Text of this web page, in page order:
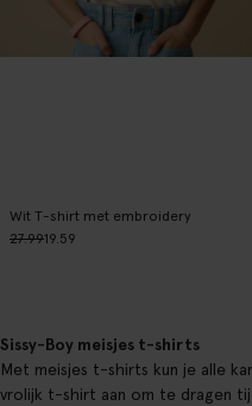
Wit T-shirt met embroidery
27.9919.59
Sissy-Boy meisjes t-shirts
Met meisjes t-shirts kun je alle
vrolijk t-shirt aan om te dragen